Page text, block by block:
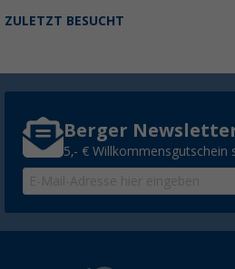
ZULETZT BESUCHT
Berger
5,- € Willkommensgutschein